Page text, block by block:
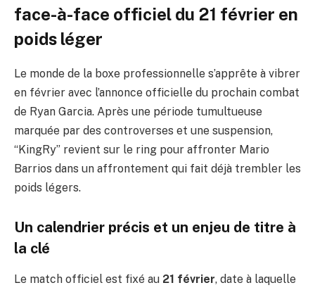
face-à-face officiel du 21 février en
poids léger
Le monde de la boxe professionnelle s’apprête à vibrer
en février avec l’annonce officielle du prochain combat
de Ryan Garcia. Après une période tumultueuse
marquée par des controverses et une suspension,
“KingRy” revient sur le ring pour affronter Mario
Barrios dans un affrontement qui fait déjà trembler les
poids légers.
Un calendrier précis et un enjeu de titre à
la clé
Le match officiel est fixé au 21 février, date à laquelle